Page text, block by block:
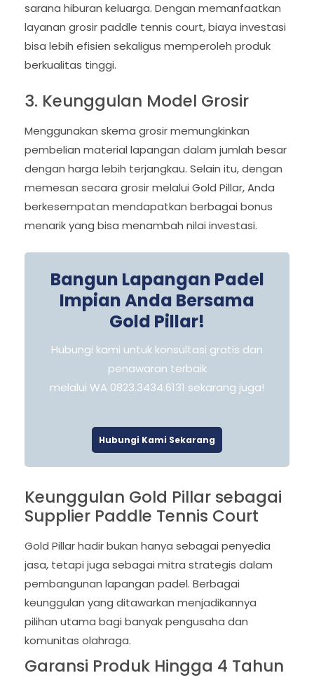
sarana hiburan keluarga. Dengan memanfaatkan
layanan grosir paddle tennis court, biaya investasi
bisa lebih efisien sekaligus memperoleh produk
berkualitas tinggi.
3. Keunggulan Model Grosir
Menggunakan skema grosir memungkinkan
pembelian material lapangan dalam jumlah besar
dengan harga lebih terjangkau. Selain itu, dengan
memesan secara grosir melalui Gold Pillar, Anda
berkesempatan mendapatkan berbagai bonus
menarik yang bisa menambah nilai investasi.
Bangun Lapangan Padel
Impian Anda Bersama
Gold Pillar!
Hubungi kami untuk konsultasi gratis dan
penawaran terbaik
melalui WA 0823.3434.6131 sekarang juga!
Hubungi Kami Sekarang
Keunggulan Gold Pillar sebagai
Supplier Paddle Tennis Court
Gold Pillar hadir bukan hanya sebagai penyedia
jasa, tetapi juga sebagai mitra strategis dalam
pembangunan lapangan padel. Berbagai
keunggulan yang ditawarkan menjadikannya
pilihan utama bagi banyak pengusaha dan
komunitas olahraga.
Garansi Produk Hingga 4 Tahun